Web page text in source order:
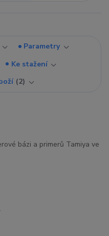
Parametry
Ke stažení
2
bázi a primerů Tamiya ve